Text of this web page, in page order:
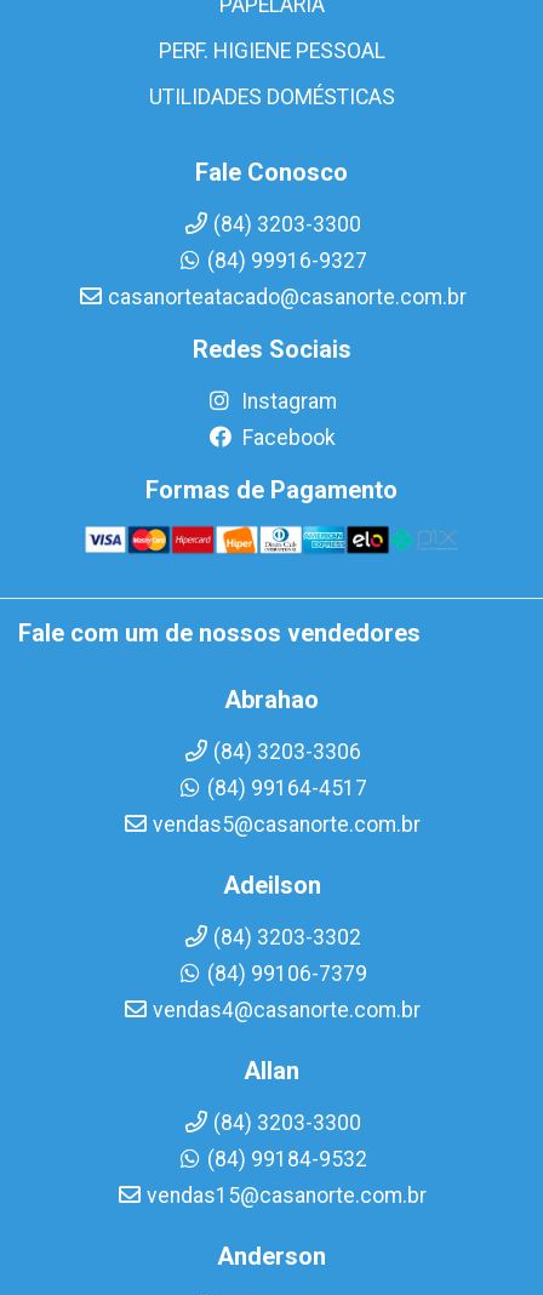
PAPELARIA
PERF. HIGIENE PESSOAL
UTILIDADES DOMÉSTICAS
Fale Conosco
(84) 3203-3300
(84) 99916-9327
casanorteatacado@casanorte.com.br
Redes Sociais
Instagram
Facebook
Formas de Pagamento
Fale com um de nossos vendedores
Abrahao
(84) 3203-3306
(84) 99164-4517
vendas5@casanorte.com.br
Adeilson
(84) 3203-3302
(84) 99106-7379
vendas4@casanorte.com.br
Allan
(84) 3203-3300
(84) 99184-9532
vendas15@casanorte.com.br
Anderson